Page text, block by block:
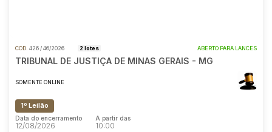
COD. 426 / 46/2026 2 lotes ABERTO PARA LANCES
TRIBUNAL DE JUSTIÇA DE MINAS GERAIS - MG
SOMENTE ONLINE
1º Leilão
Data do encerramento
12/08/2026
A partir das
10:00